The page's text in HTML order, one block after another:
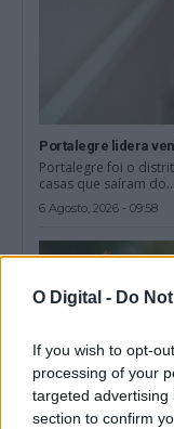
O Digital - Do
If you wish to opt-
processing of your
targeted
section to confirm
Portalegre lidera
Portalegre foi o
casas que saíram do...
6 Agosto, 2026 - 09:58